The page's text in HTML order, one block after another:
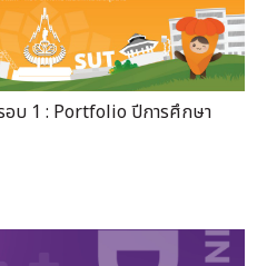
บ 1 : Portfolio ปีการศึกษา